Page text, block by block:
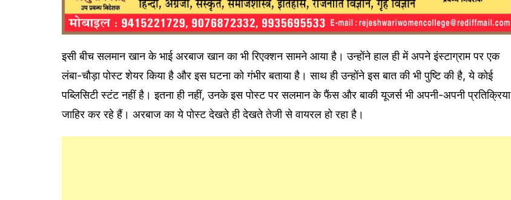
इसी बीच सलमान खान के भाई अरबाज खान का भी रिएक्शन सामने आया है। उन्होंने हाल ही में अपने इंस्टाग्राम पर एक
लंबा-चौड़ा पोस्ट शेयर किया है और इस घटना को गंभीर बताया है। साथ ही उन्होंने इस बात की भी पुष्टि की है, ये कोई
पब्लिसिटी स्टंट नहीं है। इतना ही नहीं, उनके इस पोस्ट पर सलमान के फैंस और बाकी यूजर्स भी अपनी-अपनी प्रतिक्रिया
जाहिर कर रहे हैं। अरबाज का ये पोस्ट देखते ही देखते तेजी से वायरल हो रहा है।